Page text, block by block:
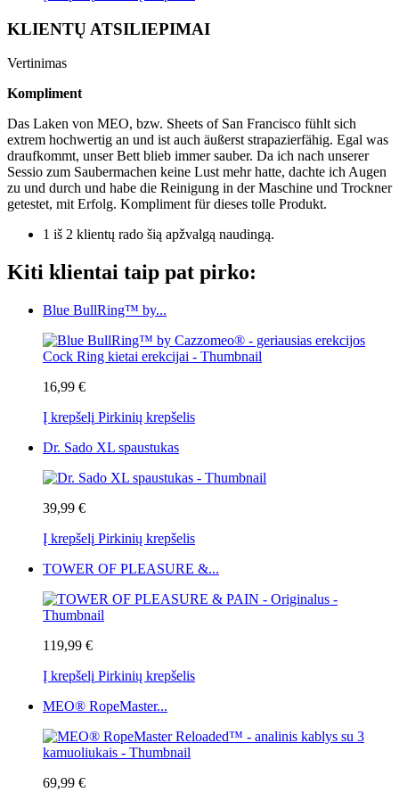
KLIENTŲ ATSILIEPIMAI
Vertinimas
Kompliment
Das Laken von MEO, bzw. Sheets of San Francisco fühlt sich
extrem hochwertig an und ist auch äußerst strapazierfähig. Egal was
draufkommt, unser Bett blieb immer sauber. Da ich nach unserer
Sessio zum Saubermachen keine Lust mehr hatte, dachte ich Augen
zu und durch und habe die Reinigung in der Maschine und Trockner
getestet, mit Erfolg. Kompliment für dieses tolle Produkt.
1 iš 2 klientų rado šią apžvalgą naudingą.
Kiti klientai taip pat pirko:
Blue BullRing™ by...
16,99 €
Į krepšelį Pirkinių krepšelis
Dr. Sado XL spaustukas
39,99 €
Į krepšelį Pirkinių krepšelis
TOWER OF PLEASURE &...
119,99 €
Į krepšelį Pirkinių krepšelis
MEO® RopeMaster...
69,99 €